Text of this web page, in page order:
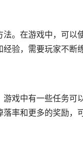
。在游戏中，可
验，需要玩家不断
戏中有一些任务
率和更多的奖励，